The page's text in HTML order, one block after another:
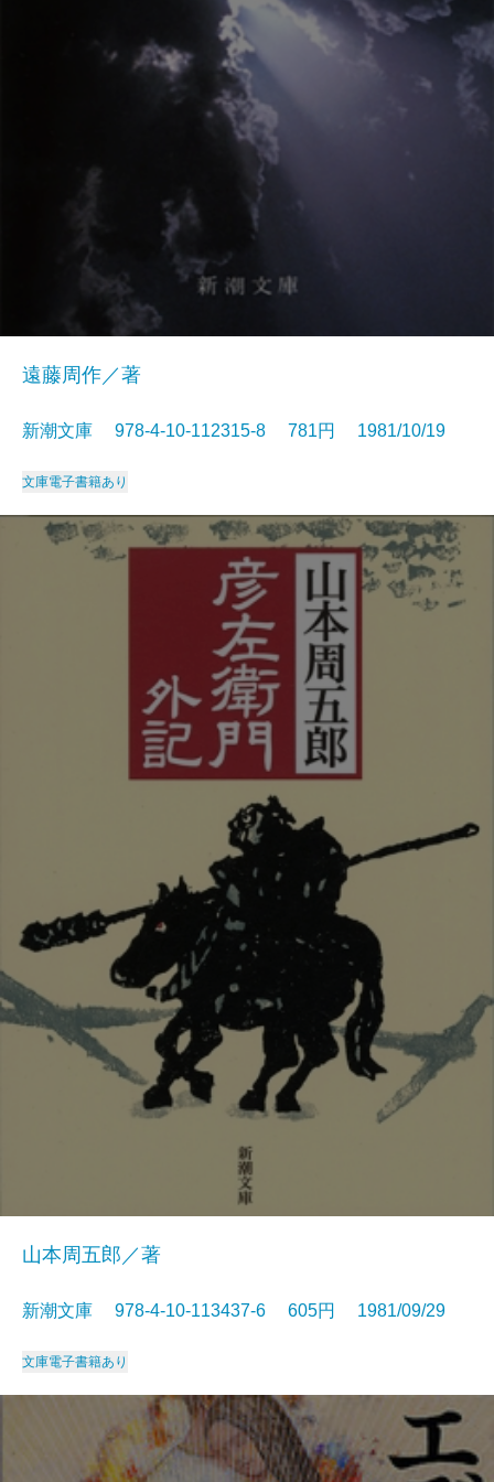
遠藤周作／著
新潮文庫 978-4-10-112315-8 781円 1981/10/19
文庫電子書籍あり
山本周五郎／著
新潮文庫 978-4-10-113437-6 605円 1981/09/29
文庫電子書籍あり